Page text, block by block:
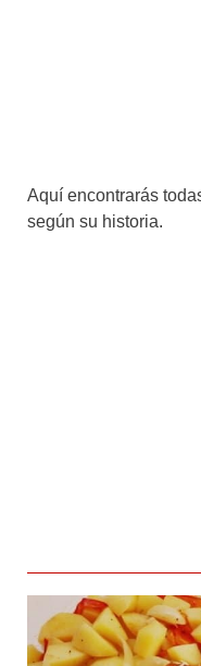
Aquí encontrarás
según su historia.